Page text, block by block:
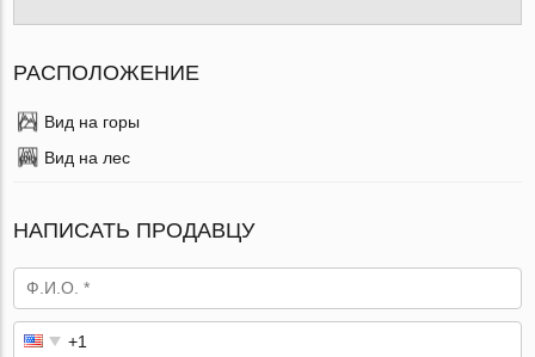
РАСПОЛОЖЕНИЕ
Вид на горы
Вид на лес
НАПИСАТЬ ПРОДАВЦУ